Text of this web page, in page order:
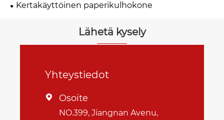
Kertakäyttöinen paperikulhokone
Lähetä kysely
Yhteystiedot
 Osoite
NO.399, Jiangnan Avenu,